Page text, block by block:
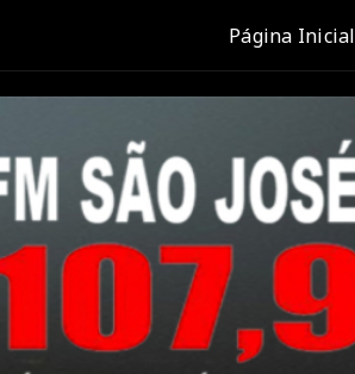
Página Inicial